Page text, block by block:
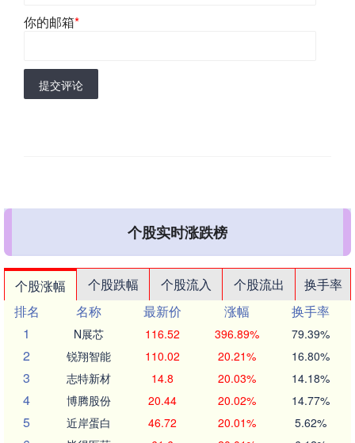
你的邮箱*
提交评论
个股实时涨跌榜
个股涨幅 个股跌幅 个股流入 个股流出
换手率
排名
名称 最新价 涨幅
换手率
1
N展芯 116.52 396.89% 79.39%
2 锐翔智能 110.02 20.21% 16.80%
3 志特新材 14.8 20.03% 14.18%
4 博腾股份 20.44 20.02% 14.77%
5 近岸蛋白 46.72 20.01% 5.62%